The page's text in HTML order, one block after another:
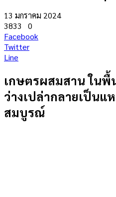
13 มกราคม 2024
3833
0
Facebook
Twitter
Line
เกษตรผสมสาน ในพื้
ว่างเปล่ากลายเป็นแ
สมบูรณ์